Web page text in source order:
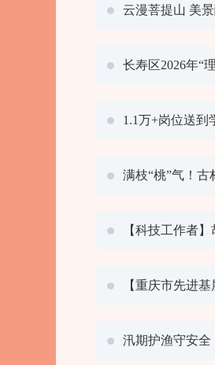
云漫菩提山 美
长寿区2026年“
1.1万+岗位送到
满枝“桃”气！
【科技工作者
【重庆市先进
汛期护渔守安